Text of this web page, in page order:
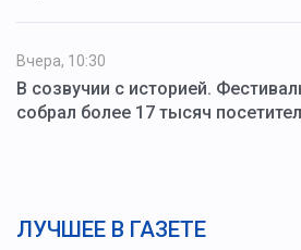
Вчера, 10:30
В созвучии с историей.
собрал более 17 тысяч
ЛУЧШЕЕ В ГАЗЕТЕ